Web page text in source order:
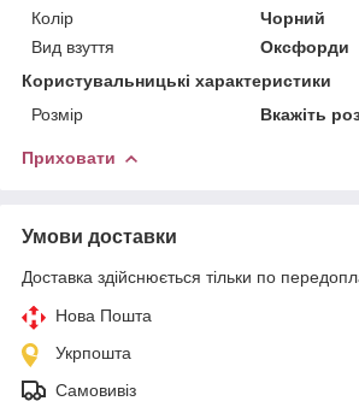
Колір
Чорний
Вид взуття
Оксфорди
Користувальницькі характеристики
Розмір
Вкажіть
Приховати
Умови доставки
Доставка здійснюється тільки по
Нова Пошта
Укрпошта
Самовивіз